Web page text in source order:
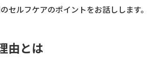
ルフケアのポイントをお話しします。
由とは